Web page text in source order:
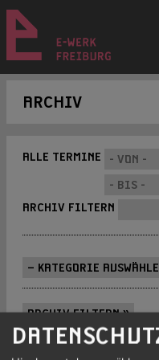
ARCHIV
ALLE TERMINE
ARCHIV FILTERN
ARCHIV FILTERN »